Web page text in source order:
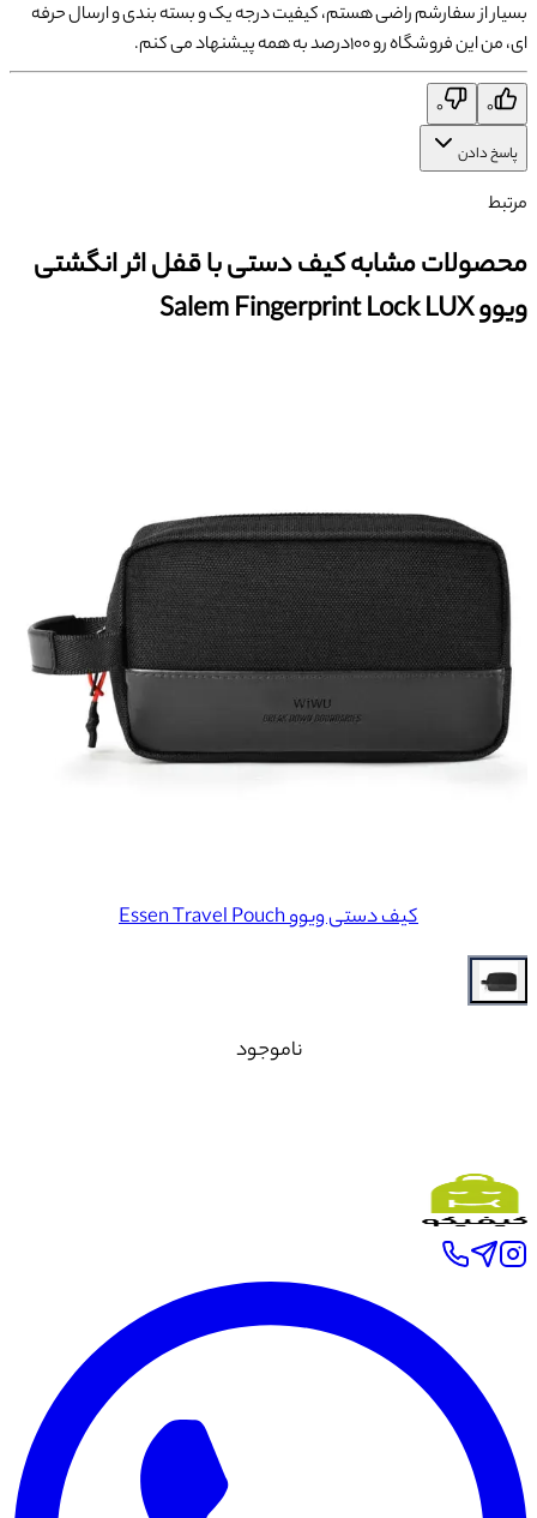
بسیار از سفارشم راضی هستم، کیفیت درجه یک و بسته بندی و ارسال حرفه
ای، من این فروشگاه رو ۱۰۰درصد به همه پیشنهاد می کنم.
۰
۰
پاسخ دادن
مرتبط
محصولات مشابه کیف دستی با قفل اثر انگشتی
ویوو Salem Fingerprint Lock LUX
کیف دستی ویوو Essen Travel Pouch
ناموجود